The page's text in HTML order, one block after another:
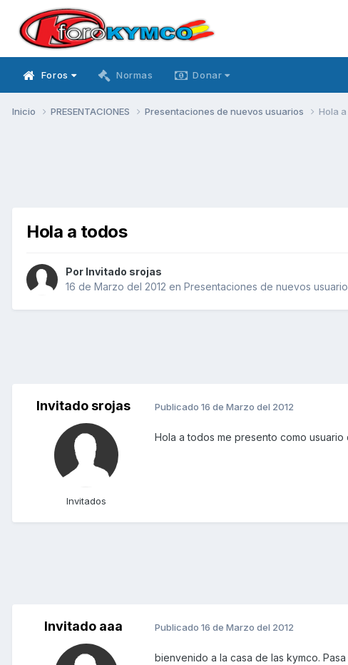
Foros Normas Donar
Inicio PRESENTACIONES Presentaciones de nuevos usuarios Hola
Hola a todos
Por Invitado srojas
16 de Marzo del 2012 en Presentaciones de nuevos
Invitado srojas
Invitados
Publicado 16 de Marzo del 2012
Hola a todos me presento como usuario
Invitado aaa Publicado 16 de Marzo del 2012
bienvenido a la casa de las kymco.